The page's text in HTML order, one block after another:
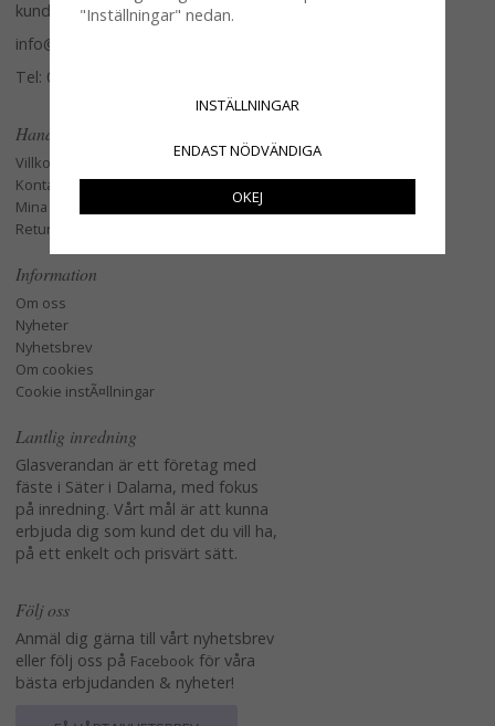
kundtjänst.
info@glasverandan.se
Tel: 079-3495968
Handla
Villkor
Kontakta oss
Mina favoriter
Retur och Reklamation
Information
Om oss
Nyheter
Nyhetsbrev
Om cookies
Cookie instÃ¤llningar
Lantlig inredning
Glasverandan är ett företag med
fäste i Säter i Dalarna, med fokus
på inredning. Vårt mål är att kunna
erbjuda dig som kund det du vill ha,
på ett enkelt och prisvärt sätt.
Följ oss
Anmäl dig gärna till vårt nyhetsbrev
eller följ oss på Facebook för våra
bästa erbjudanden & nyheter!
"Inställningar" nedan.
INSTÄLLNINGAR
ENDAST NÖDVÄNDIGA
OKEJ